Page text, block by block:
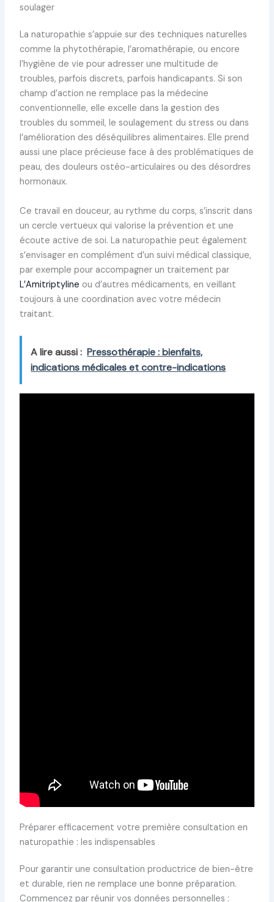
soulager
La naturopathie s’appuie sur des techniques naturelles
comme la phytothérapie, l’aromathérapie, ou encore
l’hygiène de vie pour adresser une multitude de
troubles, parfois discrets, parfois handicapants. Si son
champ d’action ne remplace pas la médecine
conventionnelle, elle excelle dans la gestion des
troubles du sommeil, le soulagement du stress ou dans
l’amélioration des déséquilibres alimentaires. Elle prend
aussi une place précieuse face à des problématiques de
peau, des douleurs ostéo-articulaires ou des désordres
hormonaux.
Ce travail en douceur, au rythme du corps, s’inscrit dans
un cercle vertueux qui valorise la prévention et une
écoute active de soi. La naturopathie peut également
s’envisager en complément d’un suivi médical classique,
par exemple pour accompagner un traitement par
L’Amitriptyline ou d’autres médicaments, en veillant
toujours à une coordination avec votre médecin
traitant.
A lire aussi : Pressothérapie : bienfaits,
indications médicales et contre-indications
Préparer efficacement votre première consultation en
naturopathie : les indispensables
Pour garantir une consultation productrice de bien-être
et durable, rien ne remplace une bonne préparation.
Commencez par réunir vos données personnelles :